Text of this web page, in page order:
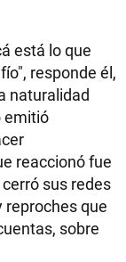
está lo que
responde él,
naturalidad
emitió
reaccionó fue
sus redes
reproches que
sobre